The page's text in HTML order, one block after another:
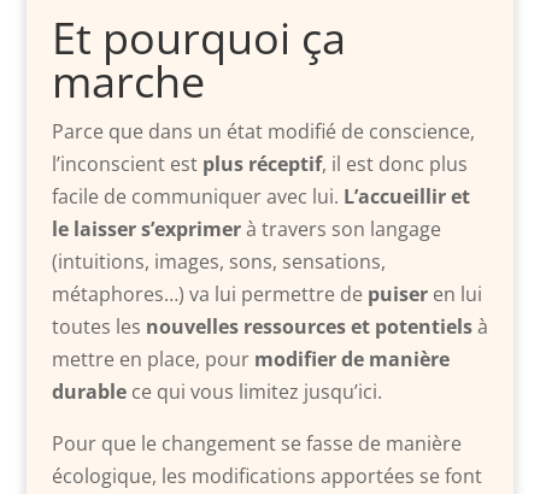
Et pourquoi ça
marche
Parce que dans un état modifié de conscience,
l’inconscient est plus réceptif, il est donc plus
facile de communiquer avec lui. L’accueillir et
le laisser s’exprimerà travers son langage
(intuitions, images, sons, sensations,
métaphores…) va lui permettre de puiseren lui
toutes les nouvelles ressources et potentielsà
mettre en place, pour modifier de manière
durablece qui vous limitez jusqu’ici.
Pour que le changement se fasse de manière
écologique, les modifications apportées se font